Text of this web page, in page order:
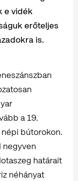
e vidék
erőteljes
is.
a 19.
bútorokon.
negyven
határait
néhányat